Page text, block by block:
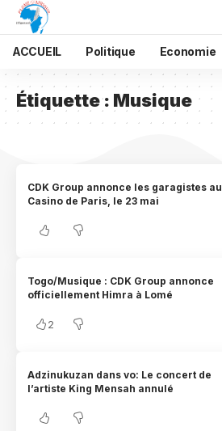
ACCUEIL Politique Economie
Étiquette : Musique
CDK Group annonce les garagistes au
Casino de Paris, le 23 mai
Togo/Musique : CDK Group annonce
officiellement Himra à Lomé
2
Adzinukuzan dans vo: Le concert de
l’artiste King Mensah annulé